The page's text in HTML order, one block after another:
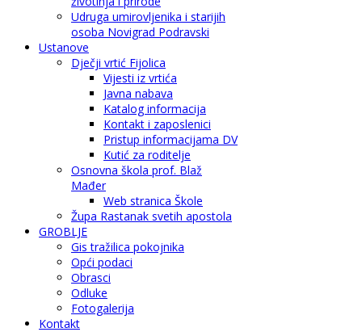
Udruga umirovljenika i starijih
osoba Novigrad Podravski
Ustanove
Dječji vrtić Fijolica
Vijesti iz vrtića
Javna nabava
Katalog informacija
Kontakt i zaposlenici
Pristup informacijama DV
Kutić za roditelje
Osnovna škola prof. Blaž
Mađer
Web stranica Škole
Župa Rastanak svetih apostola
GROBLJE
Gis tražilica pokojnika
Opći podaci
Obrasci
Odluke
Fotogalerija
Kontakt